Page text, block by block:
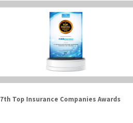
7th Top Insurance Companies Awards